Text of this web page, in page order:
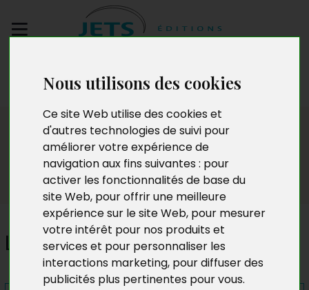
Nous utilisons des cookies
Ce site Web utilise des cookies et
d'autres technologies de suivi pour
améliorer votre expérience de
navigation aux fins suivantes : pour
activer les fonctionnalités de base du
site Web, pour offrir une meilleure
expérience sur le site Web, pour mesurer
votre intérêt pour nos produits et
services et pour personnaliser les
interactions marketing, pour diffuser des
publicités plus pertinentes pour vous.
manuscrit
Presse
Le bidonville enchanté